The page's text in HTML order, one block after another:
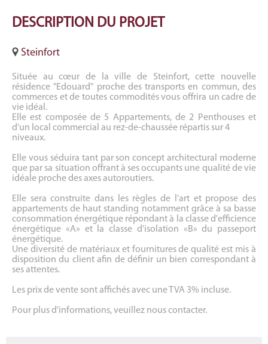
DESCRIPTION DU PROJET
Steinfort
Située au cœur de la ville de Steinfort, cette nouvelle
résidence "Edouard" proche des transports en commun, des
commerces et de toutes commodités vous offrira un cadre de
vie idéal.
Elle est composée de 5 Appartements, de 2 Penthouses et
d'un local commercial au rez-de-chaussée répartis sur 4
niveaux.
Elle vous séduira tant par son concept architectural moderne
que par sa situation offrant à ses occupants une qualité de vie
idéale proche des axes autoroutiers.
Elle sera construite dans les règles de l'art et propose des
appartements de haut standing notamment grâce à sa basse
consommation énergétique répondant à la classe d'efficience
énergétique «A» et la classe d'isolation «B» du passeport
énergétique.
Une diversité de matériaux et fournitures de qualité est mis à
disposition du client afin de définir un bien correspondant à
ses attentes.
Les prix de vente sont affichés avec une TVA 3% incluse.
Pour plus d'informations, veuillez nous contacter.